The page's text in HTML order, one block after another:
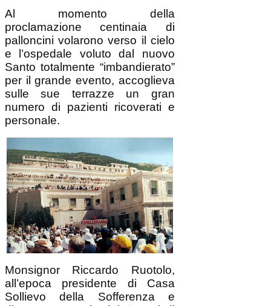
Al momento della
proclamazione centinaia di
palloncini volarono verso il cielo
e l’ospedale voluto dal nuovo
Santo totalmente “imbandierato”
per il grande evento, accoglieva
sulle sue terrazze un gran
numero di pazienti ricoverati e
personale.
Monsignor Riccardo Ruotolo,
all’epoca presidente di Casa
Sollievo della Sofferenza e
direttore generale dei Gruppi di
Preghiera di Padre Pio, scrisse: